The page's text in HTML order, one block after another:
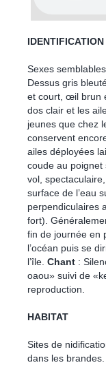
IDENTIFICATION
Sexes
Dessus gris
et court, œil brun
dos clair et les
jeunes que chez
conservent
ailes déployées
coude au poignet
vol,
surface de l’eau
perpendiculaires
fort).
fin de journée en
l’océan puis se
l’île. Chant :
oaou» suivi de
reproduction.
HABITAT
Sites de
dans les